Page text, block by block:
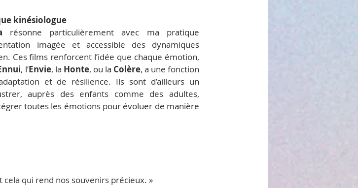
kinésiologue
résonne particulièrement avec ma pratique
imagée et accessible des dynamiques
Ces films renforcent l’idée que chaque émotion,
, l’Envie, la Honte, ou la Colère, a une fonction
et de résilience. Ils sont d’ailleurs un
auprès des enfants comme des adultes,
toutes les émotions pour évoluer de manière
cela qui rend nos souvenirs précieux. »